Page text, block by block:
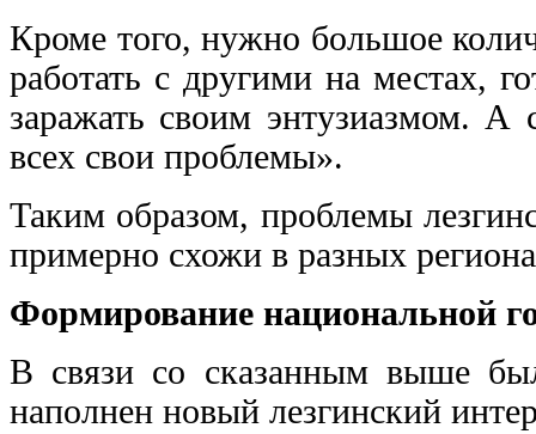
Кроме того, нужно большое
работать с другими на местах,
заражать своим энтузиазмом. А
всех свои проблемы».
Таким образом, проблемы
примерно схожи в разных
Формирование национальной
В связи со сказанным выше
наполнен новый лезгинский